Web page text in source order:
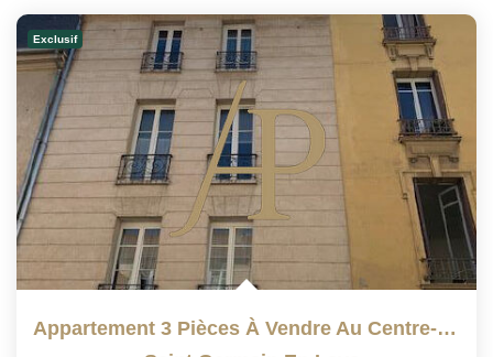
Exclusif
Appartement 3 Pièces À Vendre Au Centre-Ville De Saint...